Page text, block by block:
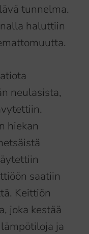
tunnelma.
haluttiin
neulasista,
hiekan
saatiin
Keittiön
joka kestää
ja